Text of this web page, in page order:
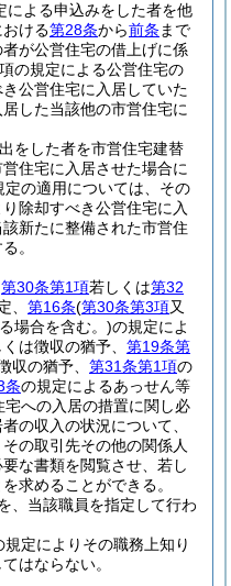
による申込みをした者を他
ける第28条から前条 まで
が公営住宅の借上げに係
の規定による公営住宅の
公営住宅に入居していた
した当該他の市営住宅に
をした者を市営住宅建替
住宅に入居させた場合に
定の適用については、その
除却すべき公営住宅に入
新たに整備された市営住
。
第30条第1項若しくは第32
、 第16条(第30条第3項又
場合を含む。)の規定によ
は徴収の猶予、 第19条第
収の猶予、 第31条第1項の
条の規定によるあっせん等
への入居の措置に関し必
の収入の状況について、
の取引先その他の関係人
な書類を閲覧させ、若し
求めることができる。
、当該職員を指定して行わ
規定によりその職務上知り
はならない。